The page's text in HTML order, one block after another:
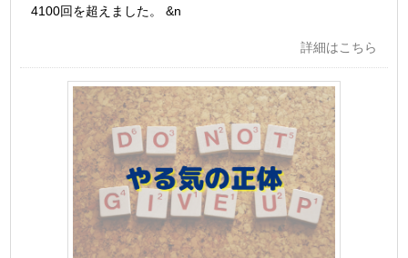
4100回を超えました。 &n
詳細はこちら